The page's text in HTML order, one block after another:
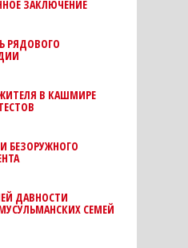
ЗАКЛЮЧЕНИЕ
РЯДОВОГО
В КАШМИРЕ
БЕЗОРУЖНОГО
ДАВНОСТИ
СЕМЕЙ